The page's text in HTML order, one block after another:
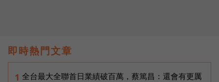
即時熱門文章
1 全台最大全聯首日業績破百萬，蔡篤昌：還會有更厲